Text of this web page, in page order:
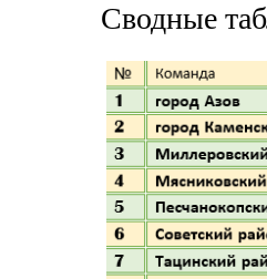
Сводные